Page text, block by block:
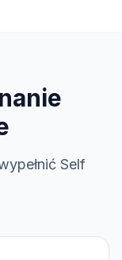
Self